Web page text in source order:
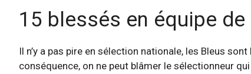
15 blessés en équipe
Il n’y a pas pire en sélection nationale, les Bleus
conséquence, on ne peut blâmer le sélectionneur